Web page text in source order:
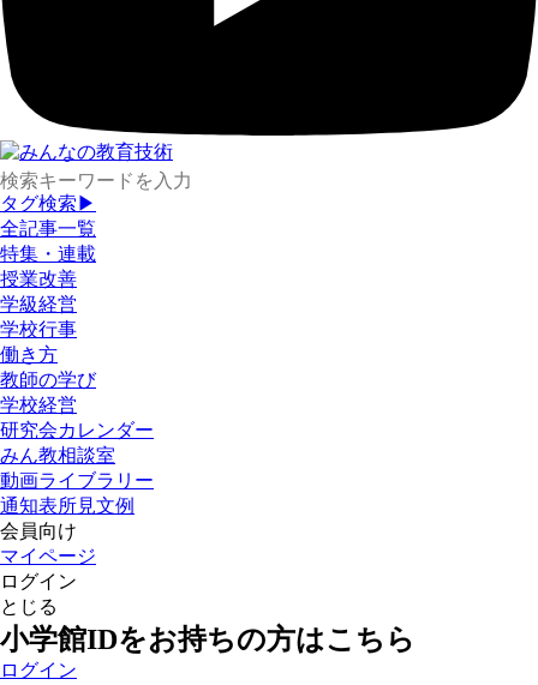
タグ検索▶
全記事一覧
特集・連載
授業改善
学級経営
学校行事
働き方
教師の学び
学校経営
研究会カレンダー
みん教相談室
動画ライブラリー
通知表所見文例
会員向け
マイページ
ログイン
とじる
小学館IDをお持ちの方はこちら
ログイン